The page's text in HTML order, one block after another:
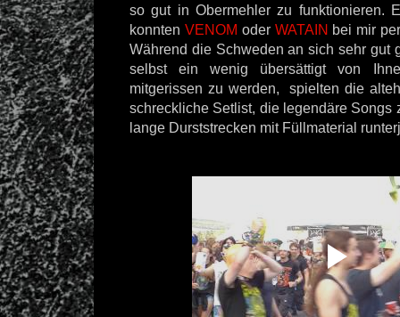
so gut in Obermehler zu funktionieren.
konnten VENOM oder WATAIN bei mir
Während die Schweden an sich sehr gut
selbst ein wenig übersättigt von
mitgerissen zu werden, spielten die
schreckliche Setlist, die legendäre Songs
lange Durststrecken mit Füllmaterial